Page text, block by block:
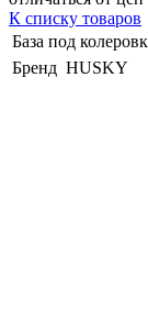
К списку товаров
База под
Бренд HUSKY